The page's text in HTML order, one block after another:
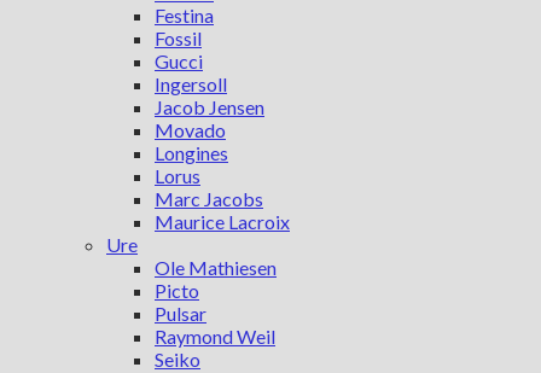
Festina
Fossil
Gucci
Ingersoll
Jacob Jensen
Movado
Longines
Lorus
Marc Jacobs
Maurice Lacroix
Ure
Ole Mathiesen
Picto
Pulsar
Raymond Weil
Seiko